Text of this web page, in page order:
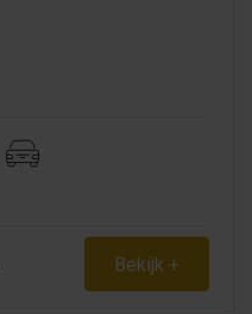
Bekijk +